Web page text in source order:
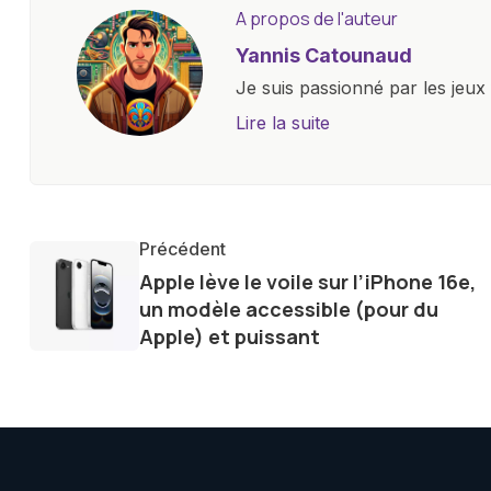
A propos de l'auteur
Yannis Catounaud
Je suis passionné par les
l'univers numérique m'a
communauté en ligne. Mon
de la technologie me permet
le futur numérique nous
Lire la suite
Précédent
Apple lève le voile sur l’iPhone 16e,
un modèle accessible (pour du
Apple) et puissant